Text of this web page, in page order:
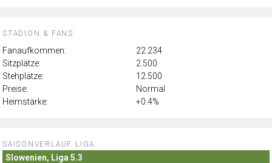
STADION & FANS:
Fanaufkommen:
22.234
Sitzplätze:
2.500
Stehplätze:
12.500
Preise:
Normal
Heimstärke:
+0.4%
SAISONVERLAUF LIGA:
Slowenien, Liga 5.3